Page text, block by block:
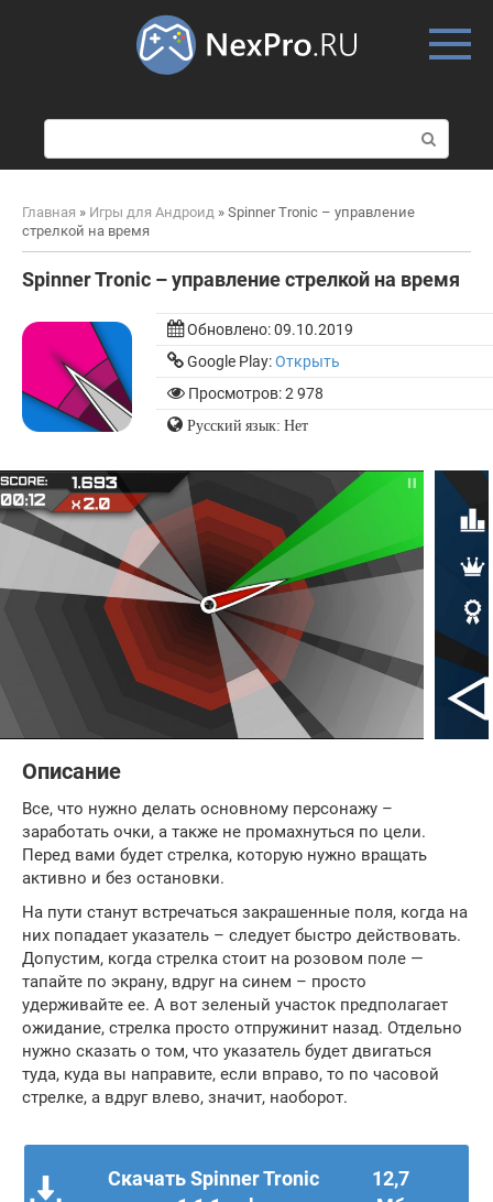
о
и
к
Главная » Игры для Андроид » Spinner Tronic – управление
стрелкой на время
Spinner Tronic – управление стрелкой на время
Обновлено:09.10.2019
Google Play:Открыть
Просмотров: 2 978
Русский язык: Нет
Описание
Все, что нужно делать основному персонажу –
заработать очки, а также не промахнуться по цели.
Перед вами будет стрелка, которую нужно вращать
активно и без остановки.
На пути станут встречаться закрашенные поля, когда на
них попадает указатель – следует быстро действовать.
Допустим, когда стрелка стоит на розовом поле —
тапайте по экрану, вдруг на синем – просто
удерживайте ее. А вот зеленый участок предполагает
ожидание, стрелка просто отпружинит назад. Отдельно
нужно сказать о том, что указатель будет двигаться
туда, куда вы направите, если вправо, то по часовой
стрелке, а вдруг влево, значит, наоборот.
Скачать Spinner Tronic
12,7